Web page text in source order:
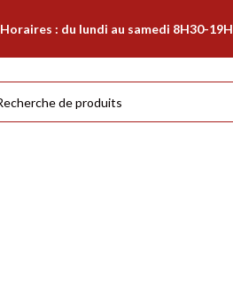
Horaires : du lundi au samedi 8H30-19H